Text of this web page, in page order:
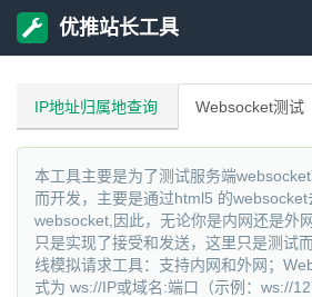
优推站长工具
IP地址归属地查询 Websocket测试
本工具主要是为了测试服务端
而开发，主要是通过html5 的websocket
websocket,因此，无论你是内网还是外
只是实现了接受和发送，这里只是测试
线模拟请求工具：支持内网和外网；
式为 ws://IP或域名:端口（示例：ws://